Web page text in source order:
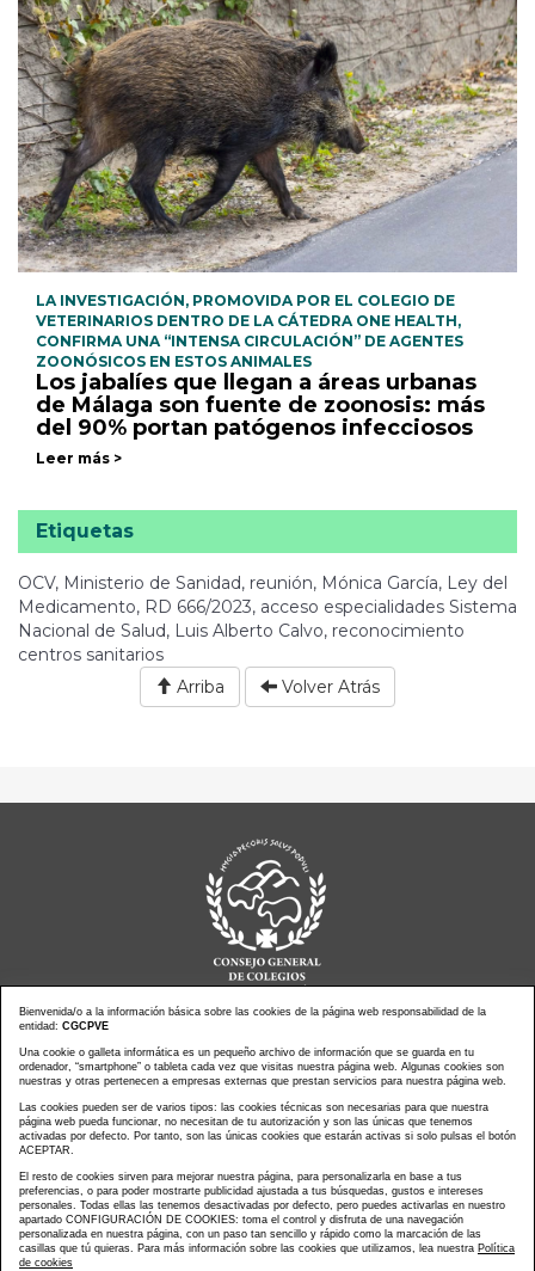
LA INVESTIGACIÓN, PROMOVIDA POR EL COLEGIO DE
VETERINARIOS DENTRO DE LA CÁTEDRA ONE HEALTH,
CONFIRMA UNA “INTENSA CIRCULACIÓN” DE AGENTES
ZOONÓSICOS EN ESTOS ANIMALES
Los jabalíes que llegan a áreas urbanas
de Málaga son fuente de zoonosis: más
del 90% portan patógenos infecciosos
Leer más >
Etiquetas
OCV, Ministerio de Sanidad, reunión, Mónica García, Ley del
Medicamento, RD 666/2023, acceso especialidades Sistema
Nacional de Salud, Luis Alberto Calvo, reconocimiento
centros sanitarios
Arriba
Volver Atrás
Noticias actualidad
Agenda de Actos
Revistas
PressClip
Multimedias
Contacto
Aviso Legal
Política Privacidad
Política Cookies
Copyright © CONSEJO GENERAL DE COLEGIOS DE LA
Bienvenida/o a la información básica sobre las cookies de la página web responsabilidad de la
entidad: CGCPVE
Una cookie o galleta informática es un pequeño archivo de información que se guarda en tu
ordenador, “smartphone” o tableta cada vez que visitas nuestra página web. Algunas cookies son
nuestras y otras pertenecen a empresas externas que prestan servicios para nuestra página web.
Las cookies pueden ser de varios tipos: las cookies técnicas son necesarias para que nuestra
página web pueda funcionar, no necesitan de tu autorización y son las únicas que tenemos
activadas por defecto. Por tanto, son las únicas cookies que estarán activas si solo pulsas el botón
ACEPTAR.
El resto de cookies sirven para mejorar nuestra página, para personalizarla en base a tus
preferencias, o para poder mostrarte publicidad ajustada a tus búsquedas, gustos e intereses
personales. Todas ellas las tenemos desactivadas por defecto, pero puedes activarlas en nuestro
apartado CONFIGURACIÓN DE COOKIES: toma el control y disfruta de una navegación
personalizada en nuestra página, con un paso tan sencillo y rápido como la marcación de las
casillas que tú quieras. Para más información sobre las cookies que utilizamos, lea nuestra Política
de cookies